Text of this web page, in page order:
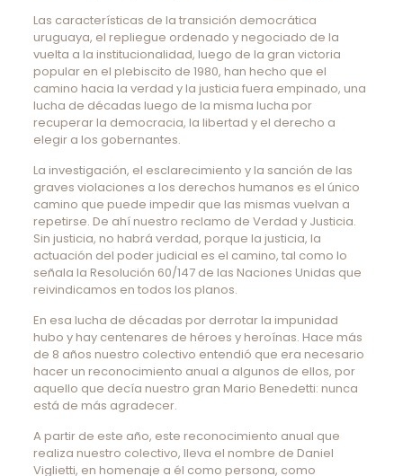
Las características de la transición democrática
uruguaya, el repliegue ordenado y negociado de la
vuelta a la institucionalidad, luego de la gran victoria
popular en el plebiscito de 1980, han hecho que el
camino hacia la verdad y la justicia fuera empinado, una
lucha de décadas luego de la misma lucha por
recuperar la democracia, la libertad y el derecho a
elegir a los gobernantes.
La investigación, el esclarecimiento y la sanción de las
graves violaciones a los derechos humanos es el único
camino que puede impedir que las mismas vuelvan a
repetirse. De ahí nuestro reclamo de Verdad y Justicia.
Sin justicia, no habrá verdad, porque la justicia, la
actuación del poder judicial es el camino, tal como lo
señala la Resolución 60/147 de las Naciones Unidas que
reivindicamos en todos los planos.
En esa lucha de décadas por derrotar la impunidad
hubo y hay centenares de héroes y heroínas. Hace más
de 8 años nuestro colectivo entendió que era necesario
hacer un reconocimiento anual a algunos de ellos, por
aquello que decía nuestro gran Mario Benedetti: nunca
está de más agradecer.
A partir de este año, este reconocimiento anual que
realiza nuestro colectivo, lleva el nombre de Daniel
Viglietti, en homenaje a él como persona, como